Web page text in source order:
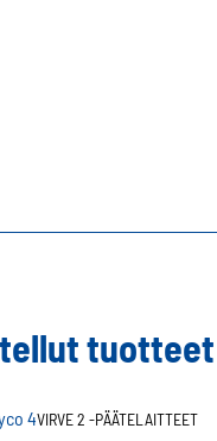
tuotteet
VIRVE 2 -PÄÄTELAITTEET